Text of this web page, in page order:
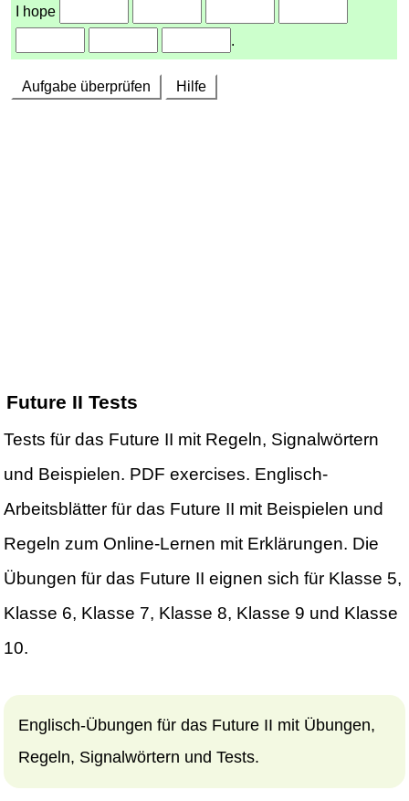
Future II Tests
Tests für das Future II mit Regeln, Signalwörtern
und Beispielen. PDF exercises. Englisch-
Arbeitsblätter für das Future II mit Beispielen und
Regeln zum Online-Lernen mit Erklärungen. Die
Übungen für das Future II eignen sich für Klasse 5,
Klasse 6, Klasse 7, Klasse 8, Klasse 9 und Klasse
10.
Englisch-Übungen für das Future II mit Übungen,
Regeln, Signalwörtern und Tests.